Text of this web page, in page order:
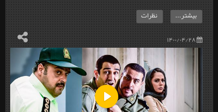
۱۴۰۰/۰۴/۲۸
بیشتر... نظرات
Play